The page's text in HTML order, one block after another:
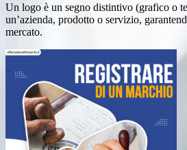
Un logo è un segno distintivo (grafico o
un’azienda, prodotto o servizio,
mercato.